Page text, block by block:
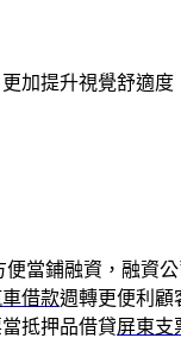
加提升視覺舒適
便當鋪融資，融資
借款週轉更便利顧
抵押品借貸屏東支